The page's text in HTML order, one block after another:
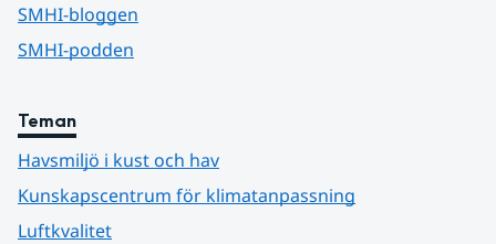
SMHI-bloggen
SMHI-podden
Teman
Havsmiljö i kust och hav
Kunskapscentrum för klimatanpassning
Luftkvalitet